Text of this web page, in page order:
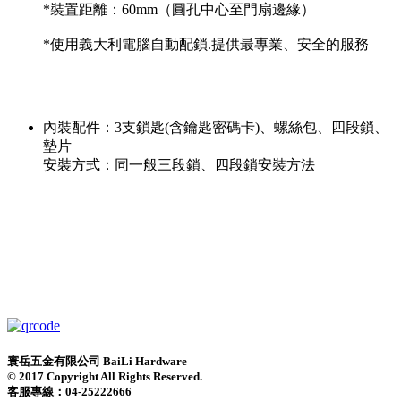
*裝置距離：60mm（圓孔中心至門扇邊緣）
*使用義大利電腦自動配鎖.提供最專業、安全的服務
​內裝配件：3支鎖匙(含鑰匙密碼卡)、螺絲包、四段鎖、
墊片
安裝方式：同一般三段鎖、四段鎖安裝方法
寰岳五金有限公司 BaiLi Hardware
© 2017 Copyright All Rights Reserved.
客服專線：04-25222666